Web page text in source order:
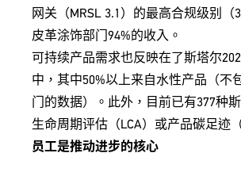
网关（MRSL 3.1）的最高合规级别（
皮革涂饰部门94%的收入。
可持续产品需求也反映在了斯塔尔
中，其中50%以上来自水性产品（不
门的数据）。此外，目前已有377种
生命周期评估（LCA）或产品碳足迹
员工是推动进步的核心